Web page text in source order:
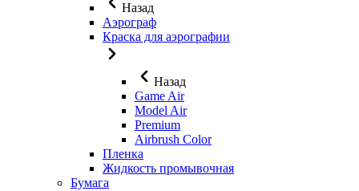
Назад
Аэрограф
Краска для аэрографии
Назад
Game Air
Model Air
Premium
Airbrush Color
Пленка
Жидкость промывочная
Бумага